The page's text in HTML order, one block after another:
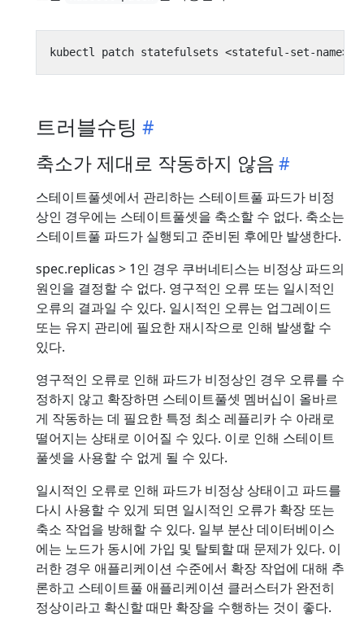
kubectl patch statefulsets <stateful-set-name>
트러블슈팅
축소가 제대로 작동하지 않음
스테이트풀셋에서 관리하는 스테이트풀 파드가 비정
상인 경우에는 스테이트풀셋을 축소할 수 없다. 축소는
스테이트풀 파드가 실행되고 준비된 후에만 발생한다.
spec.replicas > 1인 경우 쿠버네티스는 비정상 파드의
원인을 결정할 수 없다. 영구적인 오류 또는 일시적인
오류의 결과일 수 있다. 일시적인 오류는 업그레이드
또는 유지 관리에 필요한 재시작으로 인해 발생할 수
있다.
영구적인 오류로 인해 파드가 비정상인 경우 오류를 수
정하지 않고 확장하면 스테이트풀셋 멤버십이 올바르
게 작동하는 데 필요한 특정 최소 레플리카 수 아래로
떨어지는 상태로 이어질 수 있다. 이로 인해 스테이트
풀셋을 사용할 수 없게 될 수 있다.
일시적인 오류로 인해 파드가 비정상 상태이고 파드를
다시 사용할 수 있게 되면 일시적인 오류가 확장 또는
축소 작업을 방해할 수 있다. 일부 분산 데이터베이스
에는 노드가 동시에 가입 및 탈퇴할 때 문제가 있다. 이
러한 경우 애플리케이션 수준에서 확장 작업에 대해 추
론하고 스테이트풀 애플리케이션 클러스터가 완전히
정상이라고 확신할 때만 확장을 수행하는 것이 좋다.